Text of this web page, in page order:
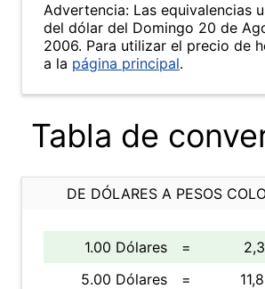
Advertencia: Las equivalencias
del dólar del Domingo 20 de
2006. Para utilizar el precio de
a la página principal.
Tabla de
DE DÓLARES A PESOS
1.00 Dólares =
5.00 Dólares
=